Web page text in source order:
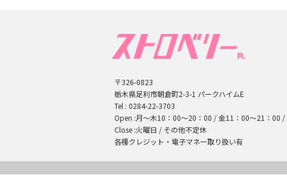
〒326-0823
栃木県足利市朝倉町2-3-1 パークハイムE
Tel : 0284-22-3703
Open :月～木10：00～20：00 /金11：00～21：00 /
Close :火曜日 / その他不定休
各種クレジット・電子マネー取り扱い有